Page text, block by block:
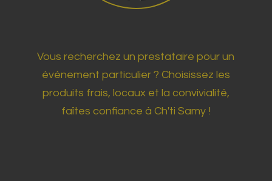
Vous recherchez un prestataire pour un
événement particulier ? Choisissez les
produits frais, locaux et la convivialité,
faîtes confiance à Ch'ti Samy !